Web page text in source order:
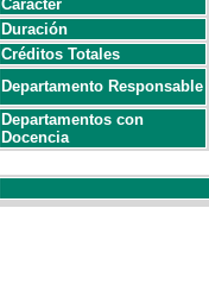
Carácter
Duración
Créditos Totales
Departamento Responsable
Departamentos con
Docencia